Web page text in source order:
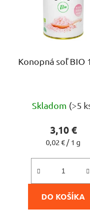
Konopná soľ BIO
je
4,8
z
5
Skladom (>5
3,10 €
Jednotková
0,02 € / 1 g
DO KOŠÍKA